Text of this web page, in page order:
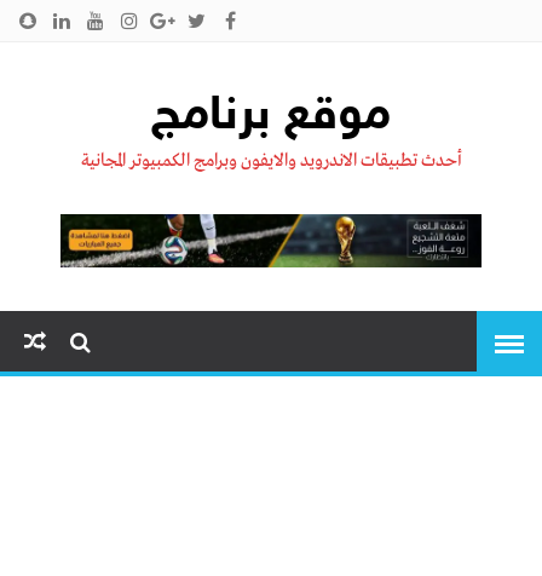
موقع برنامج
أحدث تطبيقات الاندرويد والايفون وبرامج الكمبيوتر المجانية